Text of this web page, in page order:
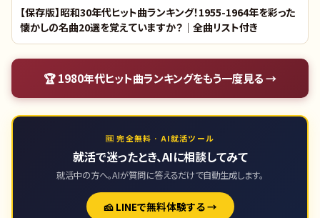
【保存版】昭和30年代ヒット曲ランキング！1955-1964年を彩った
懐かしの名曲20選を覚えていますか？｜全曲リスト付き
🏆1980年代ヒット曲ランキングをもう一度見る →
🆓 完全無料 · AI就活ツール
就活で迷ったとき、AIに相談してみて
就活中の方へ。AIが質問に答えるだけで自動生成します。
🧀 LINEで無料体験する →